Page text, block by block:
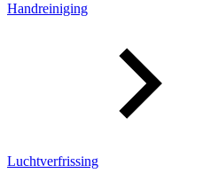
Handreiniging
Luchtverfrissing